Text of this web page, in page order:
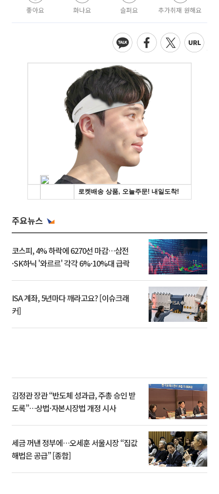
좋아요 화나요 슬퍼요 추가취재 원해요
주요뉴스
코스피, 4% 하락에 6270선 마감…삼전
·SK하닉 '와르르' 각각 6%·10%대 급락
ISA 계좌, 5년마다 깨라고요? [이슈크래
커]
김정관 장관 “반도체 성과급, 주총 승인 받
도록”…상법·자본시장법 개정 시사
세금 꺼낸 정부에…오세훈 서울시장 “집값
해법은 공급” [종합]